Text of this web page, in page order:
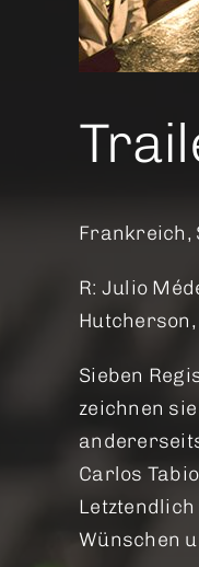
Frankreich,
R: Julio
Sieben
zeichnen
Carlos
Wünschen